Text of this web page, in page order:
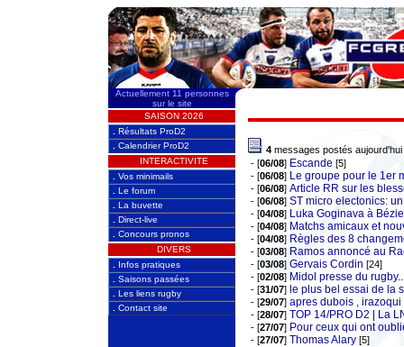
Actuellement 11 personnes
sur le site
SAISON 2026
Résultats ProD2
Calendrier ProD2
INTERACTIVITE
Vos minimails
Le forum
La buvette
Direct-live
Concours pronos
DIVERS
Infos pratiques
Saisons passées
Les liens rugby
Contact site
4 messages postés aujourd'hui
- [06/08] Escande [5]
- [06/08] Le groupe pour le 1er
- [06/08] Article RR sur les
- [06/08] ST micro electonics:
- [04/08] Luka Goginava à
- [04/08] Matchs amicaux et
- [04/08] Règles des 8
- [03/08] Ramos annoncé au
- [03/08] Gervais Cordin [24]
- [02/08] Midol presse du
- [31/07] le plus bel essai de la
- [29/07] apres dubois , irazoqui
- [28/07] TOP 14/PRO D2 | La
- [27/07] Pour ceux qui ont
- [27/07] Thomas Alary [5]